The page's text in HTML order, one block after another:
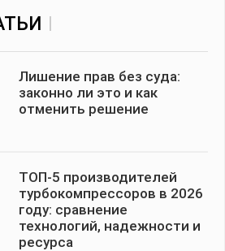
Лишение прав без суда:
законно ли это и как
отменить решение
ТОП-5 производителей
турбокомпрессоров в 2026
году: сравнение
технологий, надежности и
ресурса